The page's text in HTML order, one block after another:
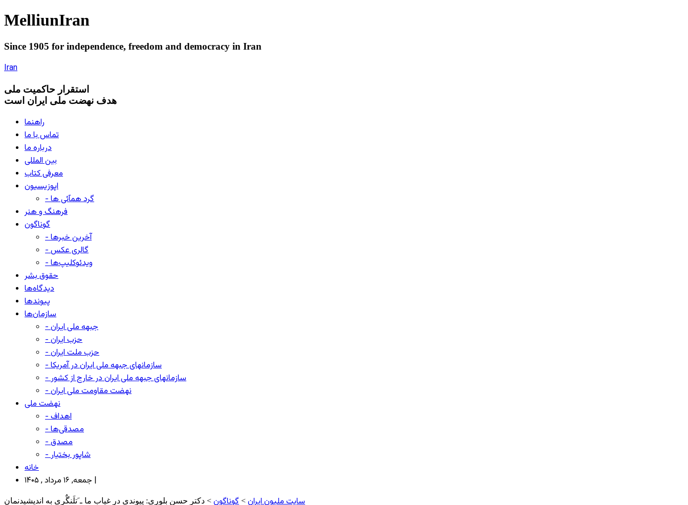
MelliunIran
Since 1905 for independence, freedom and democracy in Iran
Iran
استقرار حاکميت ملی
هدف نهضت ملی ایران است
راهنما
تماس با ما
درباره ما
بین المللی
معرفی کتاب
اپوزیسیون
- گرد همآئی ها
فرهنگ و هنر
گوناگون
- آخرین خبرها
- گالری عکس
- ویدئوکلیپ‌ها
حقوق بشر
دیدگاه‌ها
پیوندها
سازمان‌ها
- جبهه ملی ایران
- حزب ایران
- حزب ملت ایران
- سازمانهای جبهه ملی ایران در آمریکا
- سازمانهای جبهه ملی ایران در خارج از کشور
- نهضت مقاومت ملی ایران
نهضت ملی
- اهداف
- مصدقی‌ها
- مصدق
- شاپور بختیار
خانه
جمعه, ۱۶ مرداد , ۱۴۰۵ |
سایت ملیون ایران > گوناگون > دکتر حسن بلوری: پیوندی در غیابِ ما ـ َتلَنگٌری به اندیشیدنمان